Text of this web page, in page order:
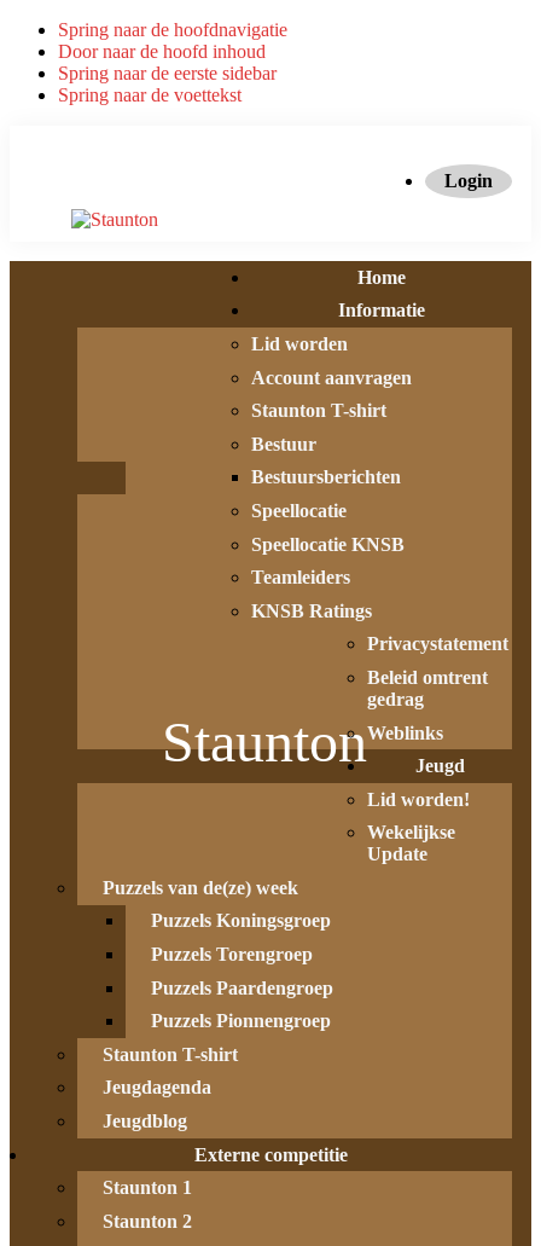
Spring naar de hoofdnavigatie
Door naar de hoofd inhoud
Spring naar de eerste sidebar
Spring naar de voettekst
Login
Staunton
Home
Informatie
Lid worden
Account aanvragen
Staunton T-shirt
Bestuur
Bestuursberichten
Speellocatie
Speellocatie KNSB
Teamleiders
KNSB Ratings
Privacystatement
Beleid omtrent
gedrag
Weblinks
Jeugd
Lid worden!
Wekelijkse
Update
Puzzels van de(ze) week
Puzzels Koningsgroep
Puzzels Torengroep
Puzzels Paardengroep
Puzzels Pionnengroep
Staunton T-shirt
Jeugdagenda
Jeugdblog
Externe competitie
Staunton 1
Staunton 2